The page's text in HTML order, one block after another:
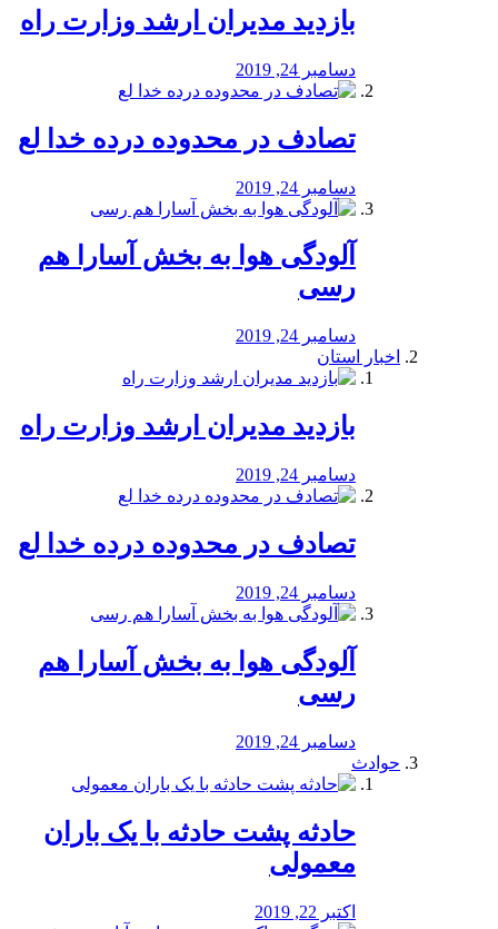
بازدید مدیران ارشد وزارت راه
دسامبر 24, 2019
تصادف در محدوده درده خدا لع
دسامبر 24, 2019
آلودگی هوا به بخش آسارا هم
رسی
دسامبر 24, 2019
اخبار استان
بازدید مدیران ارشد وزارت راه
دسامبر 24, 2019
تصادف در محدوده درده خدا لع
دسامبر 24, 2019
آلودگی هوا به بخش آسارا هم
رسی
دسامبر 24, 2019
حوادث
️حادثه پشت حادثه با یک باران
معمولی
اکتبر 22, 2019